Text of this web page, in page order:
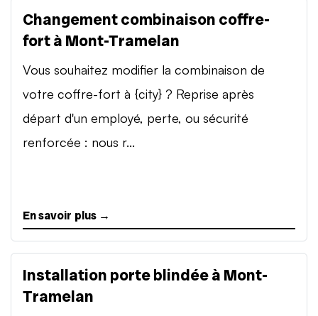
Changement combinaison coffre-
fort à Mont-Tramelan
Vous souhaitez modifier la combinaison de
votre coffre-fort à {city} ? Reprise après
départ d'un employé, perte, ou sécurité
renforcée : nous r...
En savoir plus →
Installation porte blindée à Mont-
Tramelan